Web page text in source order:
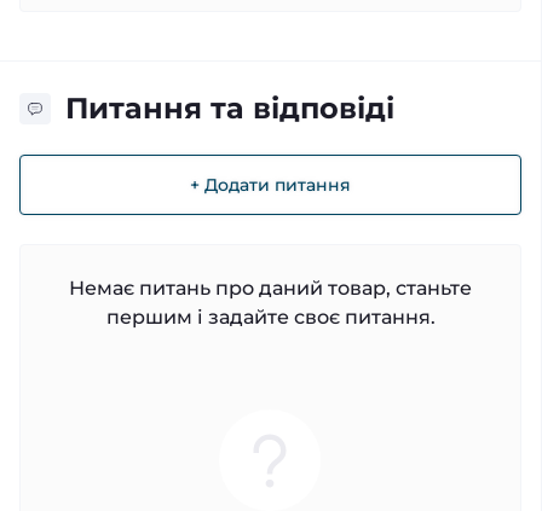
Питання та відповіді
+ Додати питання
Немає питань про даний товар, станьте
першим і задайте своє питання.